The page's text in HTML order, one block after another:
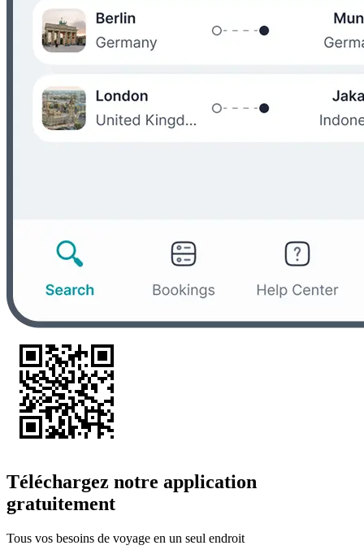
Téléchargez notre application
gratuitement
Tous vos besoins de voyage en un seul endroit